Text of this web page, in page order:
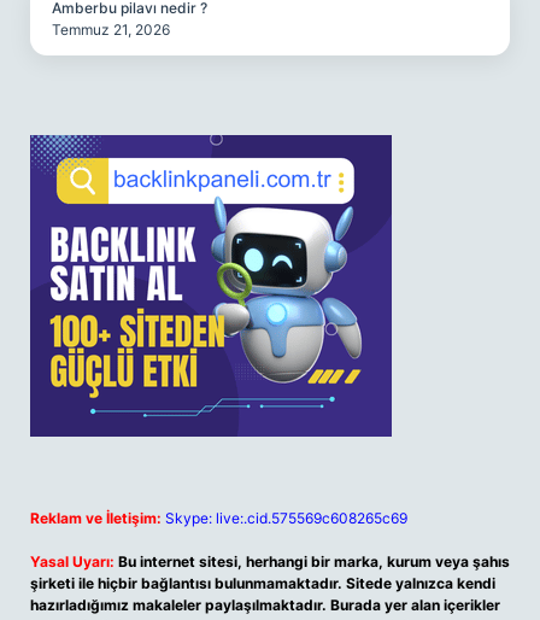
Amberbu pilavı nedir ?
Temmuz 21, 2026
Reklam ve İletişim: Skype: live:.cid.575569c608265c69
Yasal Uyarı: Bu internet sitesi, herhangi bir marka, kurum veya şahıs
şirketi ile hiçbir bağlantısı bulunmamaktadır. Sitede yalnızca kendi
hazırladığımız makaleler paylaşılmaktadır. Burada yer alan içerikler